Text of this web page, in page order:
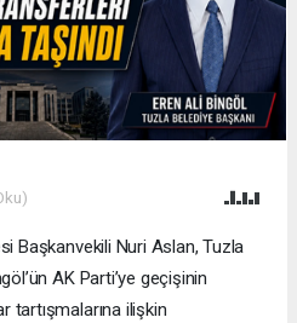
Başkanvekili Nuri Aslan, Tuzla
AK Parti’ye geçişinin
tartışmalarına ilişkin